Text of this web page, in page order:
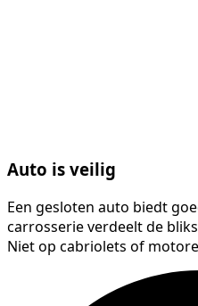
Auto is veilig
Een gesloten auto biedt
carrosserie verdeelt de
Niet op cabriolets of